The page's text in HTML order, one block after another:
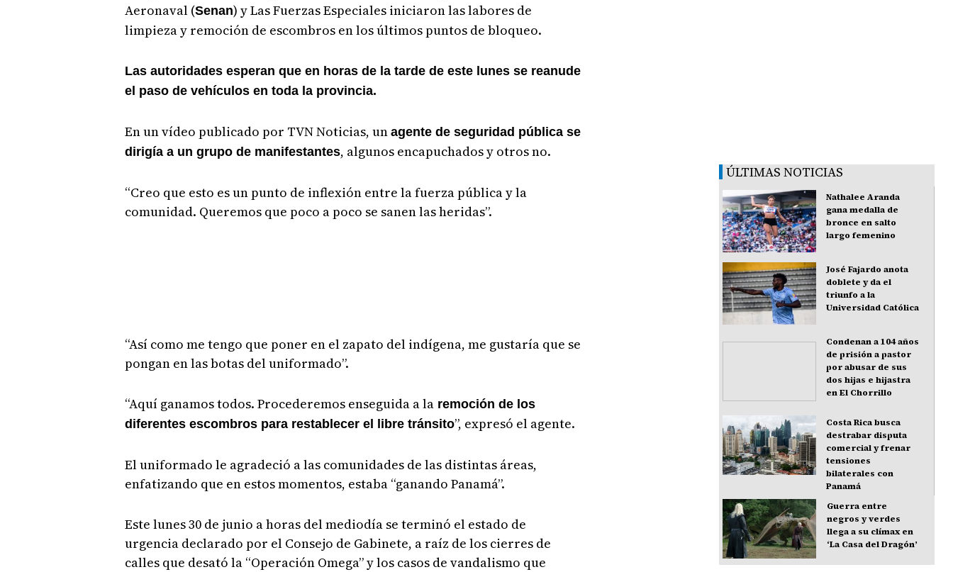
Aeronaval (Senan) y Las Fuerzas Especiales iniciaron las labores de
limpieza y remoción de escombros en los últimos puntos de bloqueo.
Las autoridades esperan que en horas de la tarde de este lunes se reanude
el paso de vehículos en toda la provincia.
En un vídeo publicado por TVN Noticias, un agente de seguridad pública se
dirigía a un grupo de manifestantes, algunos encapuchados y otros no.
“Creo que esto es un punto de inflexión entre la fuerza pública y la
comunidad. Queremos que poco a poco se sanen las heridas”.
“Así como me tengo que poner en el zapato del indígena, me gustaría que se
pongan en las botas del uniformado”.
“Aquí ganamos todos. Procederemos enseguida a laremoción de los
diferentes escombros para restablecer el libre tránsito”, expresó el agente.
El uniformado le agradeció a las comunidades de las distintas áreas,
enfatizando que en estos momentos, estaba “ganando Panamá”.
Este lunes 30 de junio a horas del mediodía se terminó el estado de
urgencia declarado por el Consejo de Gabinete, a raíz de los cierres de
calles que desató la “Operación Omega” y los casos de vandalismo que
ÚLTIMAS NOTICIAS
Nathalee Aranda
gana medalla de
bronce en salto
largo femenino
José Fajardo anota
doblete y da el
triunfo a la
Universidad Católica
Condenan a 104 años
de prisión a pastor
por abusar de sus
dos hijas e hijastra
en El Chorrillo
Costa Rica busca
destrabar disputa
comercial y frenar
tensiones
bilaterales con
Panamá
Guerra entre
negros y verdes
llega a su clímax en
‘La Casa del Dragón’